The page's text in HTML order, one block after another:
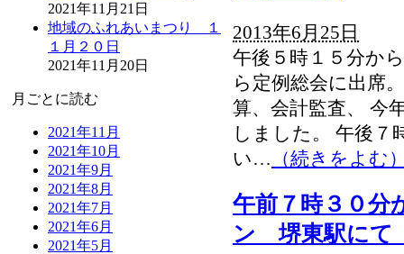
2021年11月21日
地域のふれあいまつり １
１月２０日
2021年11月20日
月ごとに読む
2021年11月
2021年10月
2021年9月
2021年8月
2021年7月
2021年6月
2021年5月
2013年6月25日
午後５時１５分か
ら定例総会に出席
算、会計監査、 今
しました。 午後７
い… （続きをよむ
午前７時３０分
ン 堺東駅にて